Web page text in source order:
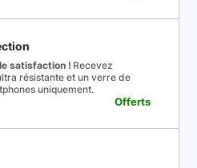
satisfaction ! Recevez
résistante et un verre de
uniquement.
Offerts